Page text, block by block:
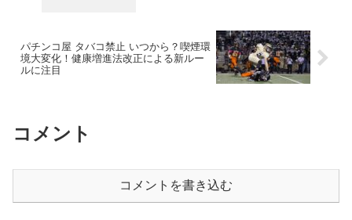
パチンコ屋 タバコ禁止 いつから？喫煙環
境大変化！健康増進法改正による新ルー
ルに注目
コメント
コメントを書き込む